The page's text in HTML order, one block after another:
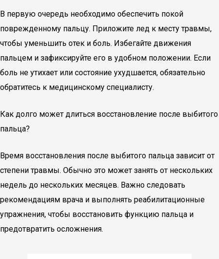
В первую очередь необходимо обеспечить покой
поврежденному пальцу. Приложите лед к месту травмы,
чтобы уменьшить отек и боль. Избегайте движения
пальцем и зафиксируйте его в удобном положении. Если
боль не утихает или состояние ухудшается, обязательно
обратитесь к медицинскому специалисту.
Как долго может длиться восстановление после выбитого
пальца?
Время восстановления после выбитого пальца зависит от
степени травмы. Обычно это может занять от нескольких
недель до нескольких месяцев. Важно следовать
рекомендациям врача и выполнять реабилитационные
упражнения, чтобы восстановить функцию пальца и
предотвратить осложнения.